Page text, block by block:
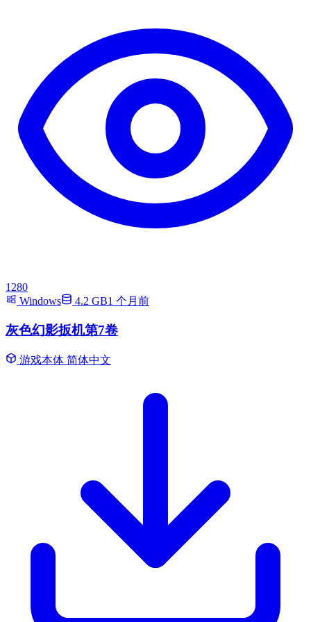
1280
Windows
4.2 GB1 个月前
灰色幻影扳机第7卷
游戏本体 简体中文